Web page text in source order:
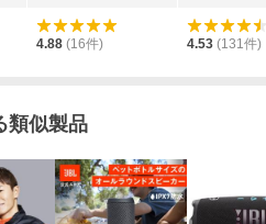
4.88 (16件) 4.53 (131件)
類似製品